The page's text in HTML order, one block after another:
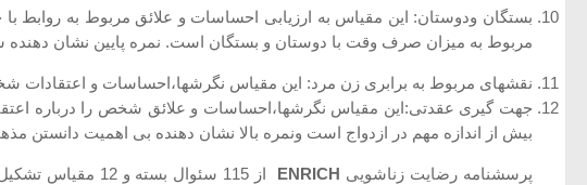
بستگان ودوستان: این مقیاس به ارزیابی احساسات و علائق مربوط به روابط
مربوط به میزان صرف وقت با دوستان و بستگان است. نمره پایین نشان دهنده
نقشهای مربوط به برابری زن مرد: این مقیاس نگرشها،احساسات و اعتقادات
جهت گیری عقدتی:این مقیاس نگرشها،احساسات و علائق شخص را درباره
بیش از اندازه مهم در ازدواج است ونمره بالا نشان دهنده بی اهمیت دانستن
پرسشنامه رضایت زناشویی ENRICH